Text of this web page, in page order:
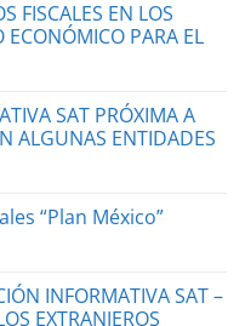
FISCALES EN LOS
ECONÓMICO PARA EL
SAT PRÓXIMA A
ALGUNAS ENTIDADES
“Plan México”
INFORMATIVA SAT –
EXTRANJEROS